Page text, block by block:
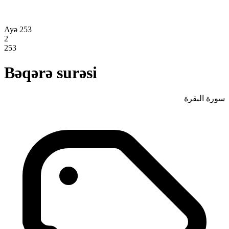
Ayə 253
2
253
Bəqərə surəsi
سورة البقرة